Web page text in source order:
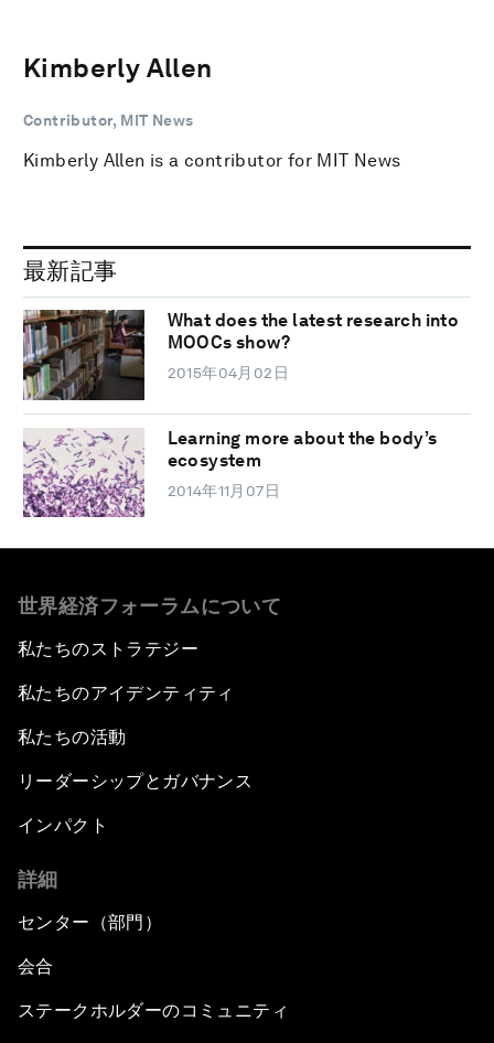
Kimberly Allen
Contributor, MIT News
Kimberly Allen is a contributor for MIT News
最新記事
What does the latest research into
MOOCs show?
2015年04月02日
Learning more about the body’s
ecosystem
2014年11月07日
世界経済フォーラムについて
私たちのストラテジー
私たちのアイデンティティ
私たちの活動
リーダーシップとガバナンス
インパクト
詳細
センター（部門）
会合
ステークホルダーのコミュニティ